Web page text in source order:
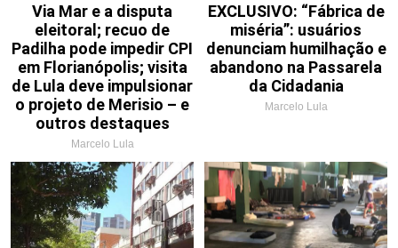
Via Mar e a disputa
eleitoral; recuo de
Padilha pode impedir CPI
em Florianópolis; visita
de Lula deve impulsionar
o projeto de Merisio – e
outros destaques
Marcelo Lula
EXCLUSIVO: “Fábrica de
miséria”: usuários
denunciam humilhação e
abandono na Passarela
da Cidadania
Marcelo Lula